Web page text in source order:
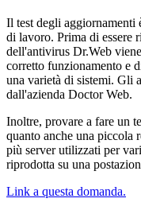
Il test degli aggiornamenti
di lavoro. Prima di essere
dell'antivirus Dr.Web
corretto funzionamento e
una varietà di sistemi. Gli
dall'azienda Doctor Web.
Inoltre, provare a fare un
quanto anche una piccola
più server utilizzati per
riprodotta su una
Link a questa domanda.